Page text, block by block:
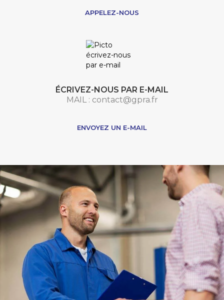
APPELEZ-NOUS
ÉCRIVEZ-NOUS PAR E-MAIL
MAIL : contact@gpra.fr
ENVOYEZ UN E-MAIL